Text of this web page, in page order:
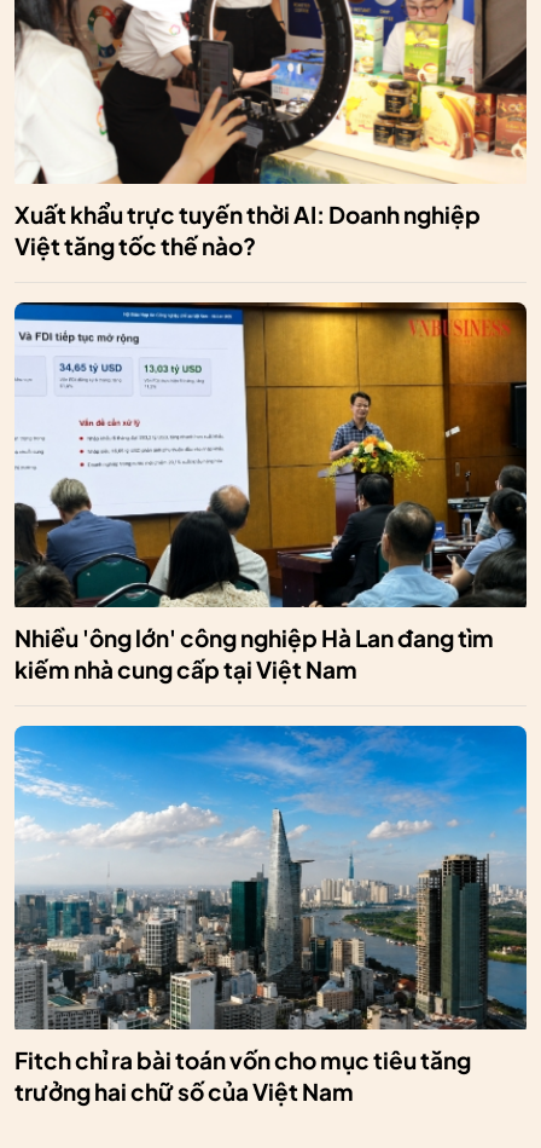
Xuất khẩu trực tuyến thời AI: Doanh nghiệp
Việt tăng tốc thế nào?
Nhiều 'ông lớn' công nghiệp Hà Lan đang tìm
kiếm nhà cung cấp tại Việt Nam
Fitch chỉ ra bài toán vốn cho mục tiêu tăng
trưởng hai chữ số của Việt Nam